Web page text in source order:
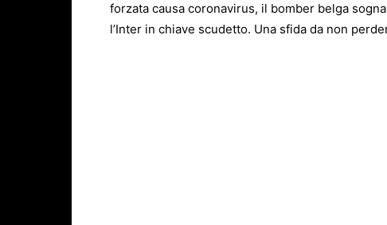
forzata causa coronavirus, il bomber belga
l’Inter in chiave scudetto. Una sfida da non